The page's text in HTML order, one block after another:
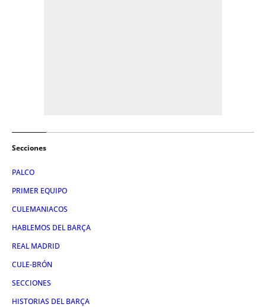
Secciones
PALCO
PRIMER EQUIPO
CULEMANIACOS
HABLEMOS DEL BARÇA
REAL MADRID
CULE-BRÓN
SECCIONES
HISTORIAS DEL BARÇA